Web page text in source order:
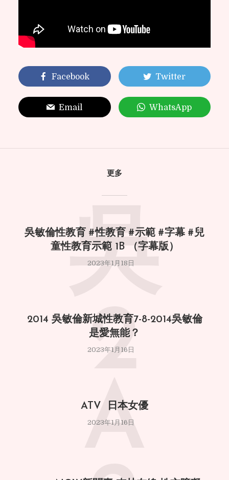
Facebook Twitter
Email WhatsApp
更多
吳敏倫性教育 #性教育 #示範 #字幕 #兒
童性教育示範 1B （字幕版）
2023年1月18日
吳
2014 吳敏倫新城性教育7-8-2014吳敏倫
是愛無能？
2023年1月16日
2
ATV 日本女優
2023年1月16日
A